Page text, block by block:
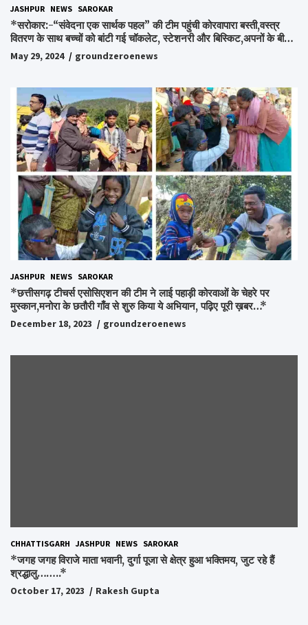
JASHPUR NEWS SAROKAR
*सरोकार:-“संवेदना एक सार्थक पहल” की टीम पहुंची कोरवापारा बस्ती,वस्त्र
वितरण के साथ बच्चों को बांटी गई चॉकलेट, स्टेशनरी और बिस्किट,अपनों के बीच
अपनों को पाकर भाव विभोर हुए लोग,संवेदना समूह के संस्थापक स्व.विश्वबंधु को
किया गया याद,समाजसेवी और समूह के लोगों ने रखी अपनी राय,कहा स्व.शर्मा के
May 29, 2024 groundzeroenews
JASHPUR NEWS SAROKAR
*छत्तीसगढ़ टीचर्स एसोसिएशन की टीम ने लाई पहाड़ी कोरवाओं के चेहरे पर
मुस्कान,मनोरा के छतौरी गाँव से शुरु किया ये अभियान, पढ़िए पूरी ख़बर…*
December 18, 2023 groundzeroenews
CHHATTISGARH JASHPUR NEWS SAROKAR
*जगह जगह विराजे माता भवानी, दुर्गा पूजा से क्षेत्र हुआ भक्तिमय, जुट रहे हैं
श्रद्धालु……..*
October 17, 2023 Rakesh Gupta